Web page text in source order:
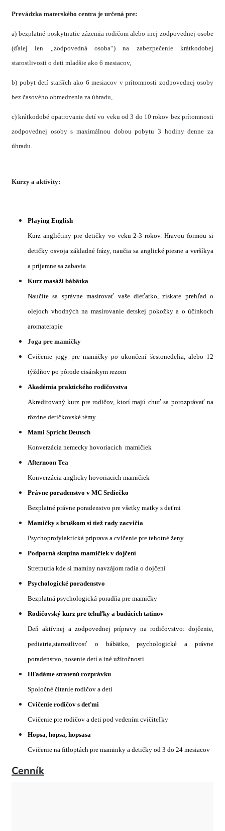
Prevádzka materského centra je určená pre:
a) bezplatné poskytnutie zázemia rodičom alebo inej zodpovednej osobe
(ďalej len „zodpovedná osoba“) na zabezpečenie krátkodobej
starostlivosti o deti mladšie ako 6 mesiacov,
b) pobyt detí starších ako 6 mesiacov v prítomnosti zodpovednej osoby
bez časového obmedzenia za úhradu,
c) krátkodobé opatrovanie detí vo veku od 3 do 10 rokov bez prítomnosti
zodpovednej osoby s maximálnou dobou pobytu 3 hodiny denne za
úhradu.
Kurzy a aktivity:
Playing English
Kurz angličtiny pre detičky vo veku 2-3 rokov. Hravou formou si
detičky osvoja základné frázy, naučia sa anglické piesne a veršíkya
a príjemne sa zabavia
Kurz masáži bábätka
Naučíte sa správne masírovať vaše dieťatko, získate prehľad o
olejoch vhodných na masírovanie detskej pokožky a o účinkoch
aromaterapie
Joga pre mamičky
Cvičenie jogy pre mamičky po ukončení šestonedelia, alebo 12
týždňov po pôrode cisárskym rezom
Akadémia praktického rodičovstva
Akreditovaný kurz prerodičov, ktorí majú chuť sa porozprávať na
rôzdne detičkovské témy…
Mami Spricht Deutsch
Konverzácia nemecky hovoriacich mamičiek
Afternoon Tea
Konverzácia anglicky hovoriacich mamičiek
Právne poradenstvo v MC Srdiečko
Bezplatné právne poradenstvo pre všetky matky s deťmi
Mamičky s bruškom si tiež rady zacvičia
Psychoprofylaktická príprava a cvičenie pre tehotné ženy
Podporná skupina mamičiek v dojčení
Stretnutia kde si maminy navzájom radia o dojčení
Psychologické poradenstvo
Bezplatná psychologická poradňa pre mamičky
Rodičovský kurz pre tehuľky a budúcich tatinov
Deň aktívnej a zodpovednej prípravy na rodičovstvo: dojčenie,
pediatria,starostlivosť o bábätko, psychologické a právne
poradenstvo, nosenie detí a iné užitočnosti
Hľadáme stratenú rozprávku
Spoločné čítanie rodičov a detí
Cvičenie rodičov s deťmi
Cvičenie pre rodičov a deti pod vedením cvičiteľky
Hopsa, hopsa, hopsasa
Cvičenie na fitloptách pre maminky a detičky od 3 do 24 mesiacov
Cenník